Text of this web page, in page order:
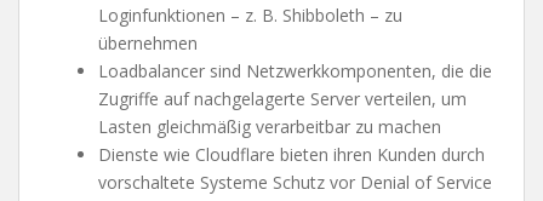
Loginfunktionen – z. B. Shibboleth – zu
übernehmen
Loadbalancer sind Netzwerkkomponenten, die die
Zugriffe auf nachgelagerte Server verteilen, um
Lasten gleichmäßig verarbeitbar zu machen
Dienste wie Cloudflare bieten ihren Kunden durch
vorschaltete Systeme Schutz vor Denial of Service